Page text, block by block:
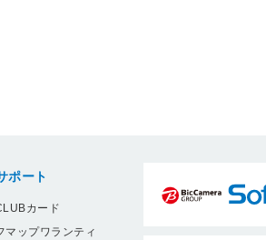
ポート
カード
マップワランティ